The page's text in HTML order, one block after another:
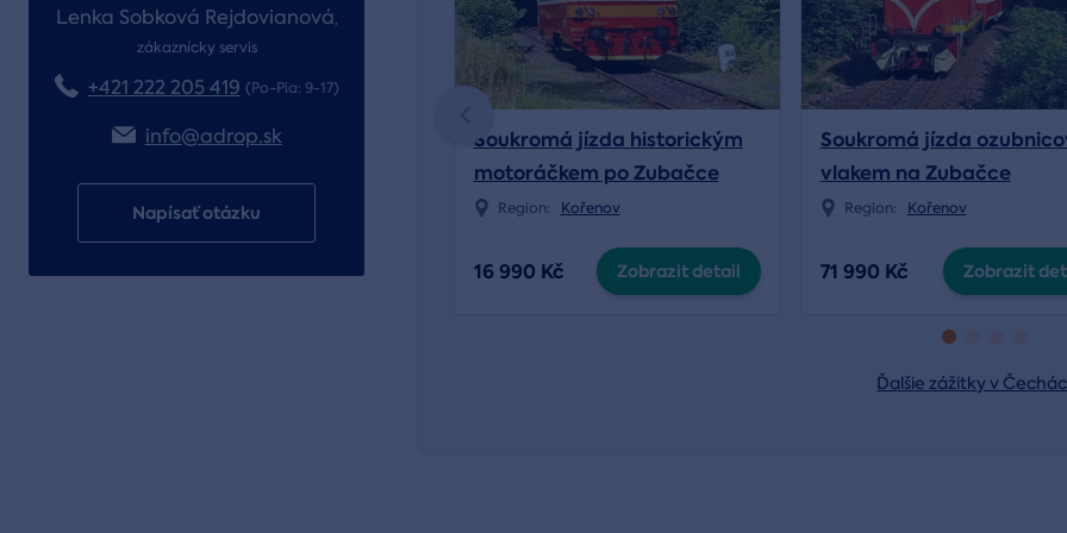
Lenka Sobková Rejdovianová,
zákaznícky servis
+421 222 205 419 (Po-Pia: 9-17)
info@adrop.sk
Napísať otázku
Soukromá jízda historickým
motoráčkem po Zubačce
Region: Kořenov
16 990 Kč Zobrazit detail
Soukromá jízda
vlakem na Zubačce
Region: Kořenov
71 990 Kč Zobrazit
Ďalšie zážitky v